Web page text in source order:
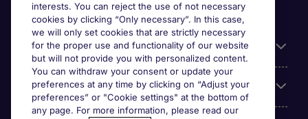
Useful information
Our Expertise
interests. You can reject the use of not necessary
cookies by clicking “Only necessary”. In this case,
we will only set cookies that are strictly necessary
for the proper use and functionality of our website
but will not provide you with personalized content.
You can withdraw your consent or update your
preferences at any time by clicking on “Adjust your
preferences” or "Cookie settings" at the bottom of
any page. For more information, please read our